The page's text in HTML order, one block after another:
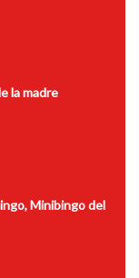
la madre
Minibingo del